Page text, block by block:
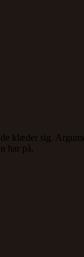
klæder sig.
har på.